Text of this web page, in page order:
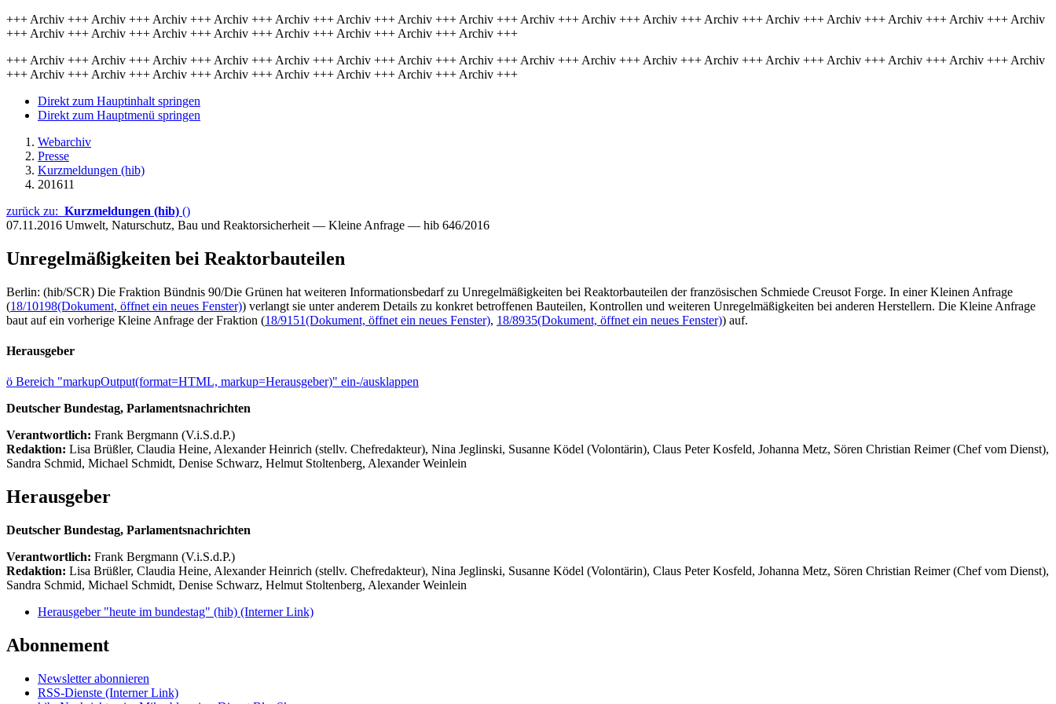
+++ Archiv +++ Archiv +++ Archiv +++ Archiv +++ Archiv +++ Archiv +++ Archiv +++ Archiv +++ Archiv +++ Archiv +++ Archiv +++ Archiv +++ Archiv +++ Archiv +++ Archiv +++ Archiv +++ Archiv
+++ Archiv +++ Archiv +++ Archiv +++ Archiv +++ Archiv +++ Archiv +++ Archiv +++ Archiv +++
+++ Archiv +++ Archiv +++ Archiv +++ Archiv +++ Archiv +++ Archiv +++ Archiv +++ Archiv +++ Archiv +++ Archiv +++ Archiv +++ Archiv +++ Archiv +++ Archiv +++ Archiv +++ Archiv +++ Archiv
+++ Archiv +++ Archiv +++ Archiv +++ Archiv +++ Archiv +++ Archiv +++ Archiv +++ Archiv +++
Direkt zum Hauptinhalt springen
Direkt zum Hauptmenü springen
Webarchiv
Presse
Kurzmeldungen (hib)
201611
zurück zu: Kurzmeldungen (hib) ()
07.11.2016 Umwelt, Naturschutz, Bau und Reaktorsicherheit — Kleine Anfrage — hib 646/2016
Unregelmäßigkeiten bei Reaktorbauteilen
Berlin: (hib/SCR) Die Fraktion Bündnis 90/Die Grünen hat weiteren Informationsbedarf zu Unregelmäßigkeiten bei Reaktorbauteilen der französischen Schmiede Creusot Forge. In einer Kleinen Anfrage
(18/10198(Dokument, öffnet ein neues Fenster)) verlangt sie unter anderem Details zu konkret betroffenen Bauteilen, Kontrollen und weiteren Unregelmäßigkeiten bei anderen Herstellern. Die Kleine Anfrage
baut auf ein vorherige Kleine Anfrage der Fraktion (18/9151(Dokument, öffnet ein neues Fenster), 18/8935(Dokument, öffnet ein neues Fenster)) auf.
Herausgeber
ö Bereich "markupOutput(format=HTML, markup=Herausgeber)" ein-/ausklappen
Deutscher Bundestag, Parlamentsnachrichten
Verantwortlich: Frank Bergmann (V.i.S.d.P.)
Redaktion: Lisa Brüßler, Claudia Heine, Alexander Heinrich (stellv. Chefredakteur), Nina Jeglinski, Susanne Ködel (Volontärin), Claus Peter Kosfeld, Johanna Metz, Sören Christian Reimer (Chef vom Dienst),
Sandra Schmid, Michael Schmidt, Denise Schwarz, Helmut Stoltenberg, Alexander Weinlein
Herausgeber
Deutscher Bundestag, Parlamentsnachrichten
Verantwortlich: Frank Bergmann (V.i.S.d.P.)
Redaktion: Lisa Brüßler, Claudia Heine, Alexander Heinrich (stellv. Chefredakteur), Nina Jeglinski, Susanne Ködel (Volontärin), Claus Peter Kosfeld, Johanna Metz, Sören Christian Reimer (Chef vom Dienst),
Sandra Schmid, Michael Schmidt, Denise Schwarz, Helmut Stoltenberg, Alexander Weinlein
Herausgeber "heute im bundestag" (hib) (Interner Link)
Abonnement
Newsletter abonnieren
RSS-Dienste (Interner Link)